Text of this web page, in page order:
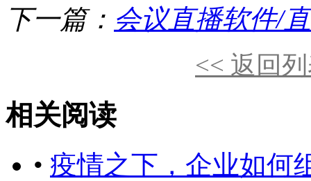
下一篇： 会议直播软件/
<< 返回
相关阅读
• 疫情之下，企业如何